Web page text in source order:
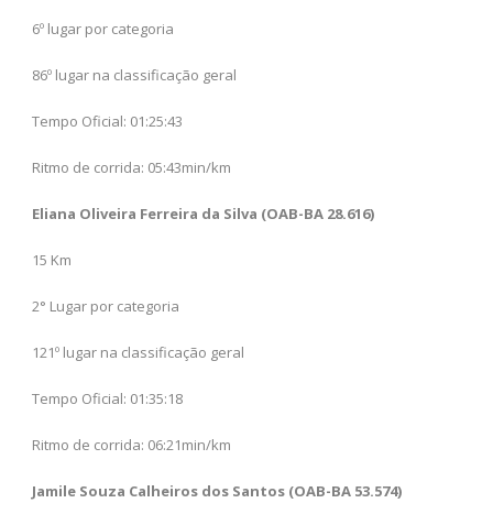
6º lugar por categoria
86º lugar na classificação geral
Tempo Oficial: 01:25:43
Ritmo de corrida: 05:43min/km
Eliana Oliveira Ferreira da Silva (OAB-BA 28.616)
15 Km
2° Lugar por categoria
121º lugar na classificação geral
Tempo Oficial: 01:35:18
Ritmo de corrida: 06:21min/km
Jamile Souza Calheiros dos Santos (OAB-BA 53.574)